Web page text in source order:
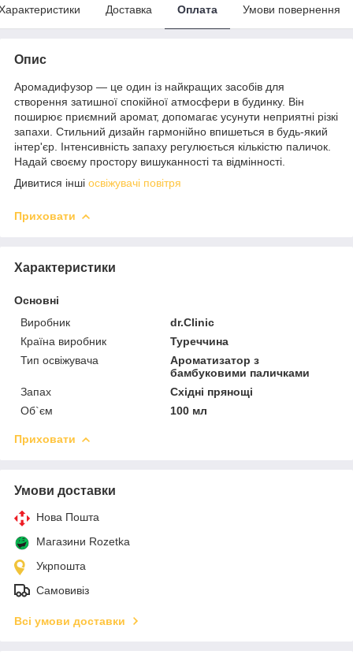
Доставка Оплата Умови повернення
Опис
Аромадифузор — це один із найкращих засобів для
створення затишної спокійної атмосфери в будинку. Він
поширює приємний аромат, допомагає усунути неприятні різкі
запахи. Стильний дизайн гармонійно впишеться в будь-який
інтер'єр. Інтенсивність запаху регулюється кількістю паличок.
Надай своєму простору вишуканності та відмінності.
Дивитися інші освіжувачі повітря
Приховати
Характеристики
Основні
Виробник
dr.Clinic
Країна виробник
Туреччина
Тип освіжувача
Ароматизатор з
бамбуковими паличками
Запах
Східні прянощі
Об`єм
100 мл
Приховати
Умови доставки
Нова Пошта
Магазини Rozetka
Укрпошта
Самовивіз
Всі умови доставки